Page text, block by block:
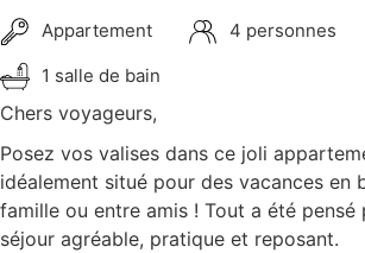
Appartement 4 personnes
1 salle de bain
Chers voyageurs,
Posez vos valises dans ce joli
idéalement situé pour des vacances en
famille ou entre amis ! Tout a été
séjour agréable, pratique et reposant.